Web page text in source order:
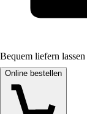
Bequem liefern lassen
Online bestellen